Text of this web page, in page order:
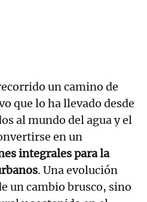
un camino de
que lo ha llevado desde
al mundo del agua y el
en un
integrales para la
. Una evolución
un cambio brusco, sino